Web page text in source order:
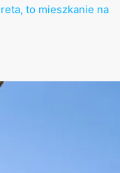
to mieszkanie na